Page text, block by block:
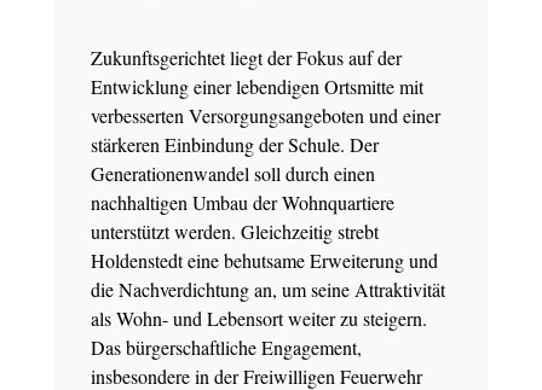
Zukunftsgerichtet liegt der Fokus auf der
Entwicklung einer lebendigen Ortsmitte mit
verbesserten Versorgungsangeboten und einer
stärkeren Einbindung der Schule. Der
Generationenwandel soll durch einen
nachhaltigen Umbau der Wohnquartiere
unterstützt werden. Gleichzeitig strebt
Holdenstedt eine behutsame Erweiterung und
die Nachverdichtung an, um seine Attraktivität
als Wohn- und Lebensort weiter zu steigern.
Das bürgerschaftliche Engagement,
insbesondere in der Freiwilligen Feuerwehr